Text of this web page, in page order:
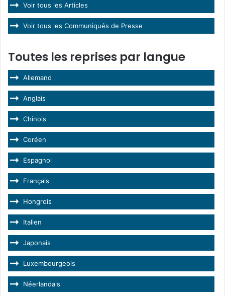
Voir tous les Articles
Voir tous les Communiqués de Presse
Toutes les reprises par langue
Allemand
Anglais
Chinois
Coréen
Espagnol
Français
Hongrois
Italien
Japonais
Luxembourgeois
Néerlandais